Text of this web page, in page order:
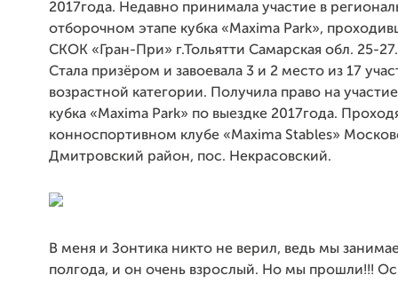
2017года. Недавно принимала участие в
отборочном этапе кубка «Maxima Park»,
СКОК «Гран-При» г.Тольятти Самарская обл. 25-
Стала призёром и завоевала 3 и 2 место из 17
возрастной категории. Получила право на
кубка «Maxima Park» по выездке 2017года.
конноспортивном клубе «Maxima Stables»
Дмитровский район, пос. Некрасовский.
В меня и Зонтика никто не верил, ведь мы
полгода, и он очень взрослый. Но мы прошли!!!